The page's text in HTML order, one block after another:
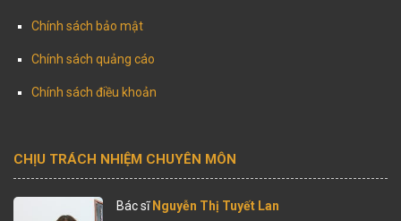
Chính sách bảo mật
Chính sách quảng cáo
Chính sách điều khoản
CHỊU TRÁCH NHIỆM CHUYÊN MÔN
Bác sĩ Nguyễn Thị Tuyết Lan